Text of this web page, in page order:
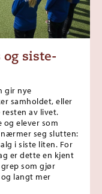
siste-
gir nye
samholdet, eller
av livet.
og elever som
seg slutten:
i siste liten. For
er dette en kjent
som gjør
langt mer